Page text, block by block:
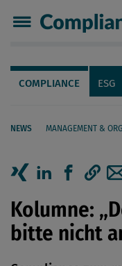
Servicenavigation
Navigation
COMPLIANCE ESG
NEWS MANAGEMENT &
Seiteninhalt
Artikel auf
Artikel
Kolumne:
bitte nicht